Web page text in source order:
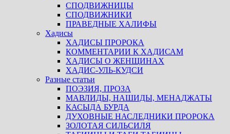
СПОДВИЖНИЦЫ
СПОДВИЖНИКИ
ПРАВЕДНЫЕ ХАЛИФЫ
Хадисы
ХАДИСЫ ПРОРОКА
КОММЕНТАРИИ К ХАДИСАМ
ХАДИСЫ О ЖЕНЩИНАХ
ХАДИС-УЛЬ-КУДСИ
Разные статьи
ПОЭЗИЯ, ПРОЗА
МАВЛИДЫ, НАШИДЫ, МЕНАДЖАТЫ
КАСЫДА БУРДА
ДУХОВНЫЕ НАСЛЕДНИКИ ПРОРОКА
ЗОЛОТАЯ СИЛЬСИЛЯ